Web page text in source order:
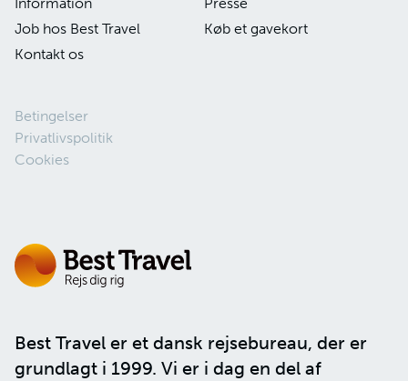
Best Travel er et dansk rejsebureau, der er
grundlagt i 1999. Vi er i dag en del af
Job hos Best Travel
Køb et gavekort
Kontakt os
Betingelser
Privatlivspolitik
Cookies